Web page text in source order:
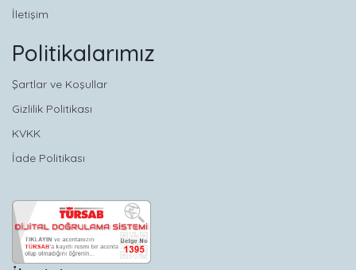
İletişim
Politikalarımız
Şartlar ve Koşullar
Gizlilik Politikası
KVKK
İade Politikası